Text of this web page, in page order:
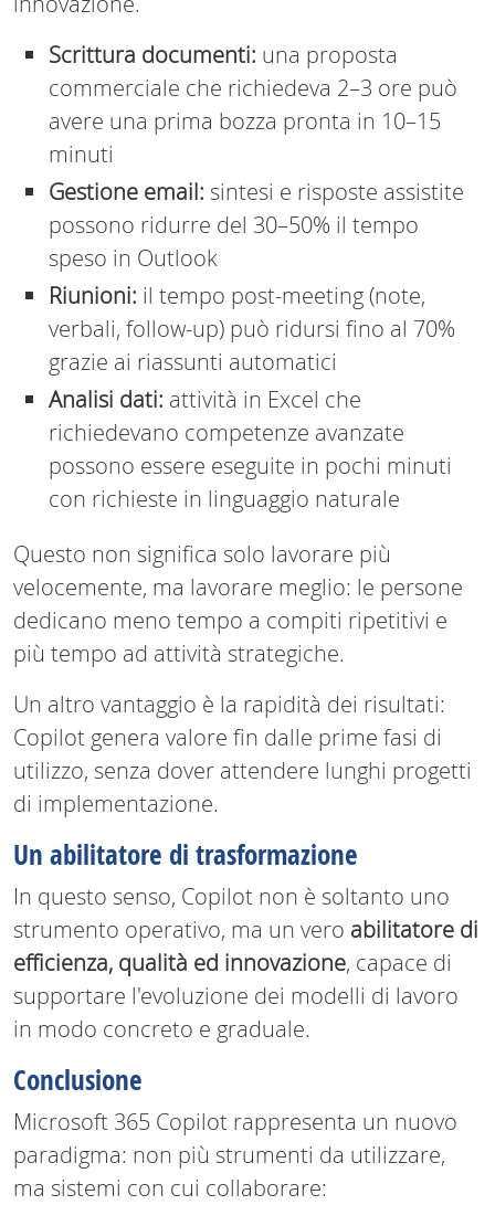
Scrittura documenti: una proposta
commerciale che richiedeva 2–3 ore può
avere una prima bozza pronta in 10–15
minuti
Gestione email: sintesi e risposte assistite
possono ridurre del 30–50% il tempo
speso in Outlook
Riunioni: il tempo post-meeting (note,
verbali, follow-up) può ridursi fino al 70%
grazie ai riassunti automatici
Analisi dati: attività in Excel che
richiedevano competenze avanzate
possono essere eseguite in pochi minuti
con richieste in linguaggio naturale
Questo non significa solo lavorare più
velocemente, ma lavorare meglio: le persone
dedicano meno tempo a compiti ripetitivi e
più tempo ad attività strategiche.
Un altro vantaggio è la rapidità dei risultati:
Copilot genera valore fin dalle prime fasi di
utilizzo, senza dover attendere lunghi progetti
di implementazione.
Un abilitatore di trasformazione
In questo senso, Copilot non è soltanto uno
strumento operativo, ma un vero abilitatore di
efficienza, qualità ed innovazione, capace di
supportare l'evoluzione dei modelli di lavoro
in modo concreto e graduale.
Conclusione
Microsoft 365 Copilot rappresenta un nuovo
paradigma: non più strumenti da utilizzare,
ma sistemi con cui collaborare: